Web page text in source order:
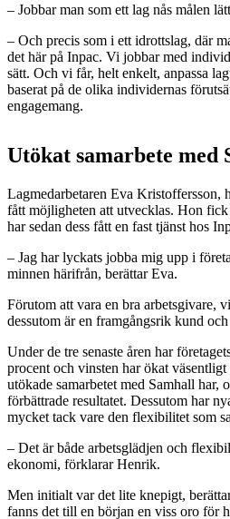
– Jobbar man som ett lag nås målen
– Och precis som i ett idrottslag, där
det här på Inpac. Vi jobbar med
sätt. Och vi får, helt enkelt, anpassa
baserat på de olika individernas
engagemang.
Utökat samarbete med
Lagmedarbetaren Eva Kristoffersson,
fått möjligheten att utvecklas. Hon
har sedan dess fått en fast tjänst hos
– Jag har lyckats jobba mig upp i
minnen härifrån, berättar Eva.
Förutom att vara en bra arbetsgivare,
dessutom är en framgångsrik kund
Under de tre senaste åren har
procent och vinsten har ökat
utökade samarbetet med Samhall har,
förbättrade resultatet. Dessutom har
mycket tack vare den flexibilitet som
– Det är både arbetsglädjen och
ekonomi, förklarar Henrik.
Men initialt var det lite knepigt,
fanns det till en början en viss oro för